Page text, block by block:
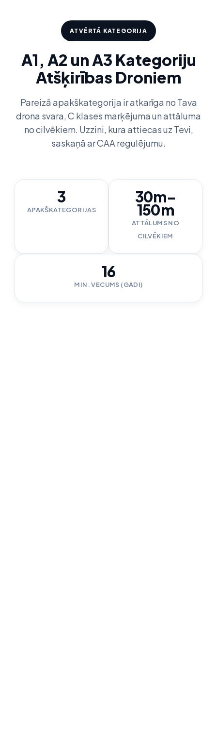
ATVĒRTĀ KATEGORIJA
A1, A2 un A3 Kategoriju
Atšķirības Droniem
Pareizā apakškategorija ir atkarīga no Tava
drona svara, C klases marķējuma un attāluma
no cilvēkiem. Uzzini, kura attiecas uz Tevi,
saskaņā ar CAA regulējumu.
3
APAKŠKATEGORIJAS
30m-
150m
ATTĀLUMS NO
CILVĒKIEM
16
MIN. VECUMS (GADI)